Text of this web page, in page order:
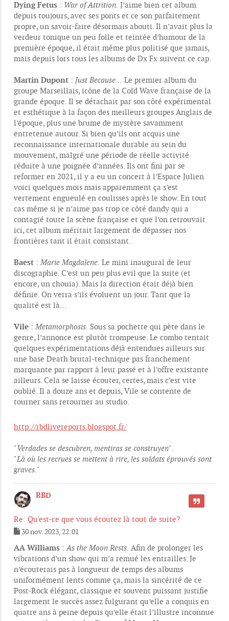
e
s
s
a
g
e
Dying Fetus : War of Attrition. J’aime bien cet album
depuis toujours, avec ses ponts et ce son parfaitement
propre, un savoir-faire désormais abouti. Il n’avait plus la
verdeur tonique un peu folle et teintée d’humour de la
première époque, il était même plus politisé que jamais,
mais depuis lors tous les albums de Dx Fx suivent ce cap.
Martin Dupont : Just Because… Le premier album du
groupe Marseillais, icône de la Cold Wave française de la
grande époque. Il se détachait par son côté expérimental
et esthétique à la façon des meilleurs groupes Anglais de
l’époque, plus une brume de mystère savamment
entretenue autour. Si bien qu’ils ont acquis une
reconnaissance internationale durable au sein du
mouvement, malgré une période de réelle activité
réduite à une poignée d’années. Ils ont fini par se
reformer en 2021, il y a eu un concert à l’Espace Julien
voici quelques mois mais apparemment ça s’est
vertement engueulé en coulisses après le show. En tout
cas même si je n’aime pas trop ce côté dandy qui a
contagié toute la scène française et que l’on retrouvait
ici, cet album méritait largement de dépasser nos
frontières tant il était consistant.
Baest :Marie Magdalene. Le mini inaugural de leur
discographie. C’est un peu plus evil que la suite (et
encore, un chouia). Mais la direction était déjà bien
définie. On verra s’ils évoluent un jour. Tant que la
qualité est là…
Vile :Metamorphosis. Sous sa pochette qui pète dans le
genre, l’annonce est plutôt trompeuse. Le combo tentait
quelques expérimentations déjà entendues ailleurs sur
une base Death brutal-technique pas franchement
marquante par rapport à leur passé et à l’offre existante
ailleurs. Cela se laisse écouter, certes, mais c’est vite
oublié. Il a douze ans et depuis, Vile se contente de
tourner sans retourner au studio.
http://rbdlivereports.blogspot.fr/
"Verdades se descubren, mentiras se construyen".
"Là où les recrues se mettent à rire, les soldats éprouvés sont
graves."
RBD
Re: Qu'est-ce que vous écoutez là tout de suite?
CITER
e
s
a
g
e
30 nov. 2023, 22:01
AA Williams :As the Moon Rests. Afin de prolonger les
vibrations d’un show qui m’a remué les entrailles. Je
n’écouterais pas à longueur de temps des albums
uniformément lents comme ça, mais la sincérité de ce
Post-Rock élégant, classique et souvent puissant justifie
largement le succès assez fulgurant qu’elle a conquis en
quatre ans à peine depuis qu’elle était l’illustre inconnue